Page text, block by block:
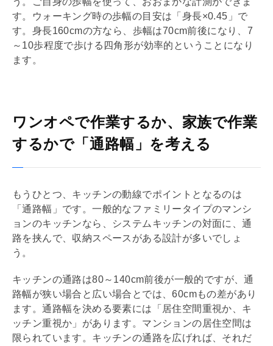
す。ウォーキング時の歩幅の目安は「身長×0.45」で
す。身長160cmの方なら、歩幅は70cm前後になり、7
～10歩程度で歩ける四角形が効率的ということになり
ます。
ワンオペで作業するか、家族で作業
するかで「通路幅」を考える
もうひとつ、キッチンの動線でポイントとなるのは
「通路幅」です。一般的なファミリータイプのマンシ
ョンのキッチンなら、システムキッチンの対面に、通
路を挟んで、収納スペースがある設計が多いでしょ
う。
キッチンの通路は80～140cm前後が一般的ですが、通
路幅が狭い場合と広い場合とでは、60cmもの差があり
ます。通路幅を決める要素には「居住空間重視か、キ
ッチン重視か」があります。マンションの居住空間は
限られています。キッチンの通路を広げれば、それだ